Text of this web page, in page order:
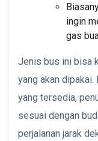
ingin
gas
Jenis bus ini bisa
yang akan dipakai.
yang tersedia,
sesuai dengan
perjalanan jarak